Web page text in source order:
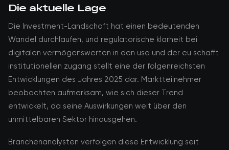
Die aktuelle Lage
Die Investment-Landschaft hat einen bedeutenden
Wandel durchlaufen, und regulatorische klarheit bei
digitalen vermögenswerten in den usa und der eu schafft
institutionellen zugang stellt eine der folgenreichsten
Entwicklungen des Jahres 2025 dar. Marktteilnehmer
beobachten aufmerksam, wie sich dieser Trend
entwickelt, da seine Auswirkungen weit über den
unmittelbaren Sektor hinausgehen.
Branchenanalysten verfolgen diese Entwicklung seit